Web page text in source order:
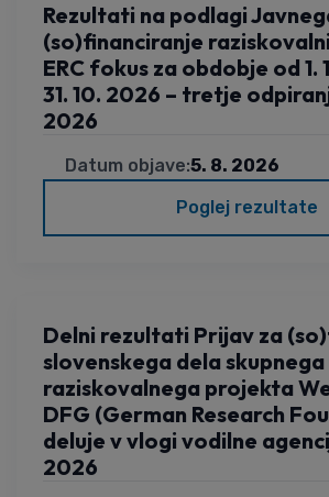
Rezultati na podlagi
(so)financiranje
ERC fokus za obdobje od 1.
31. 10. 2026 – tretje
2026
Datum objave:5. 8. 2026
Poglej rezultate
Delni rezultati Prijav za
slovenskega dela skupnega
raziskovalnega projekta
DFG (German Research
deluje v vlogi vodilne
2026